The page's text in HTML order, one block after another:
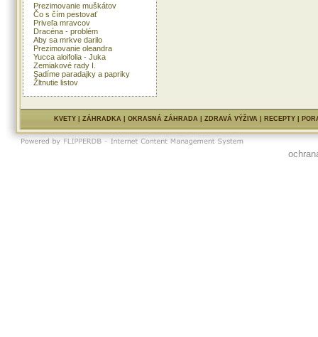
Prezimovanie muškátov
Čo s čím pestovať
Priveľa mravcov
Dracéna - problém
Aby sa mrkve darilo
Prezimovanie oleandra
Yucca aloifolia - Juka
Zemiakové rady I.
Sadíme paradajky a papriky
Žltnutie listov
KVETY| ZÁHRADKA| OKRASNÁ ZÁHRADA| ZDRAVÁ VÝŽIVA| RECEPTY|